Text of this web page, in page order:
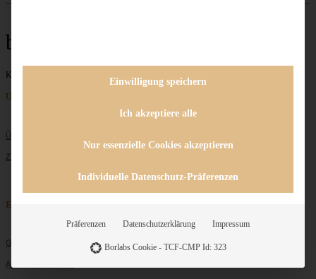
baked oatmeal
Keine Beiträge gefunden
Unternehmen
ÜBER MICH
ZUSAMMENARBEIT
Entdecken
GRUNDLAGEN
ALLE REZEPTE
Einwilligung speichern
Ich akzeptiere alle
Nur essenzielle Cookies akzeptieren
Individuelle Datenschutz-Präferenzen
Präferenzen Datenschutzerklärung Impressum
Borlabs Cookie - TCF-CMP Id: 323